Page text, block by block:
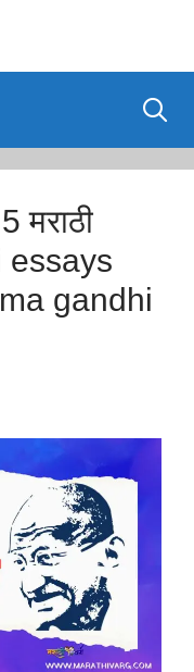
मराठी
essays
gandhi